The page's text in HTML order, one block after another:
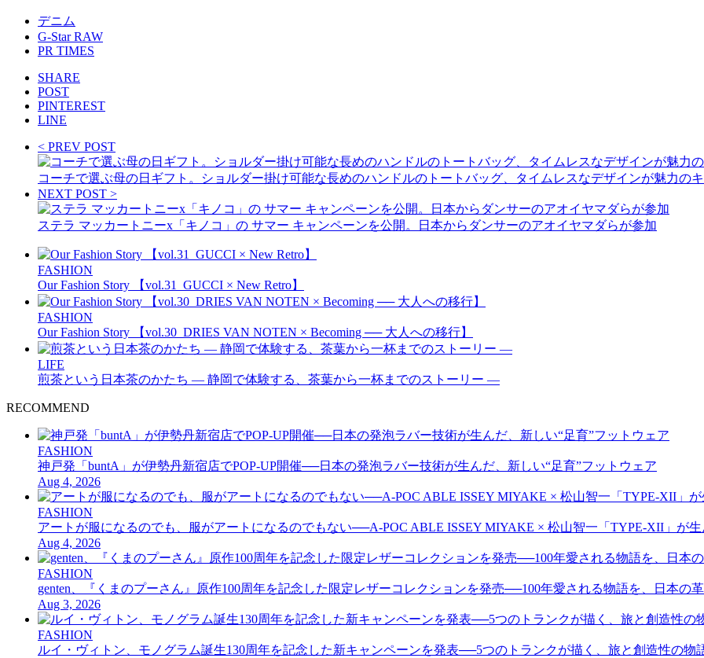
デニム
G-Star RAW
PR TIMES
SHARE
POST
PINTEREST
LINE
< PREV POST
コーチで選ぶ母の日ギフト。ショルダー掛け可能な長めのハンドルのトートバッグ、タイムレスなデザインが魅力の
NEXT POST >
ステラ マッカートニーx「キノコ」の サマー キャンペーンを公開。日本からダンサーのアオイヤマダらが参加
FASHION
Our Fashion Story 【vol.31_GUCCI × New Retro】
FASHION
Our Fashion Story 【vol.30_DRIES VAN NOTEN × Becoming ── 大人への移行】
LIFE
煎茶という日本茶のかたち — 静岡で体験する、茶葉から一杯までのストーリー —
RECOMMEND
FASHION
神戸発「buntA」が伊勢丹新宿店でPOP-UP開催──日本の発泡ラバー技術が生んだ、新しい“足育”フットウェア
Aug 4, 2026
FASHION
アートが服になるのでも、服がアートになるのでもない──A-POC ABLE ISSEY MIYAKE × 松山智一「TYPE-XII」が
Aug 4, 2026
FASHION
genten、『くまのプーさん』原作100周年を記念した限定レザーコレクションを発売──100年愛される物語を、日本の
Aug 3, 2026
FASHION
ルイ・ヴィトン、モノグラム誕生130周年を記念した新キャンペーンを発表──5つのトランクが描く、旅と創造性の物